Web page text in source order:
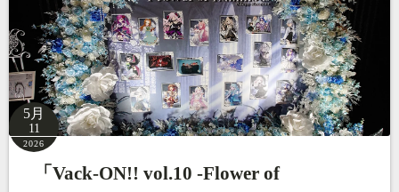
5月
11
2026
「Vack-ON!! vol.10 -Flower of